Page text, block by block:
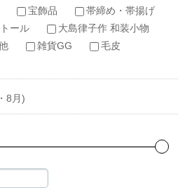
宝飾品
帯締め・帯揚げ
ール
大島律子作 和装小物
雑貨GG
毛皮
8月)